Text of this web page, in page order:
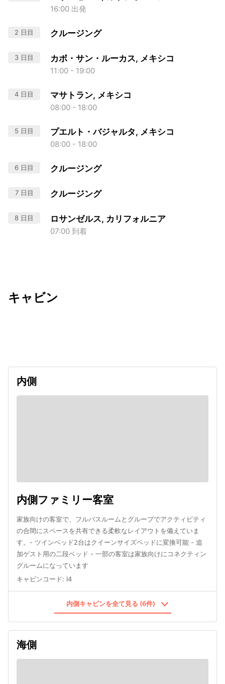
16:00 出発
2 日目 クルージング
3 日目 カボ・サン・ルーカス, メキシコ
11:00 - 19:00
4 日目 マサトラン, メキシコ
08:00 - 18:00
5 日目 プエルト・バジャルタ, メキシコ
08:00 - 18:00
6 日目 クルージング
7 日目 クルージング
8 日目 ロサンゼルス, カリフォルニア
07:00 到着
キャビン
内側
内側ファミリー客室
家族向けの客室で、フルバスルームとグループでアクティビティ
の合間にスペースを共有できる柔軟なレイアウトを備えていま
す。- ツインベッド2台はクイーンサイズベッドに変換可能 - 追
加ゲスト用の二段ベッド - 一部の客室は家族向けにコネクティン
グルームになっています
キャビンコード: I4
内側キャビンを全て見る (6件)
海側